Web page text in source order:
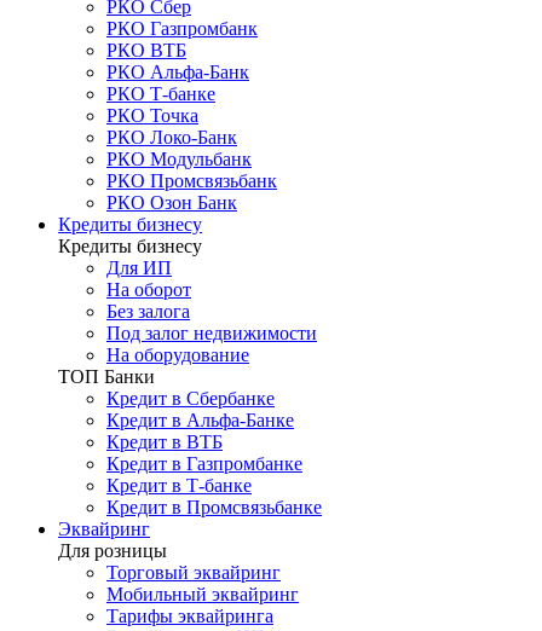
РКО Сбер
РКО Газпромбанк
РКО ВТБ
РКО Альфа-Банк
РКО Т-банке
РКО Точка
РКО Локо-Банк
РКО Модульбанк
РКО Промсвязьбанк
РКО Озон Банк
Кредиты бизнесу
Кредиты бизнесу
Для ИП
На оборот
Без залога
Под залог недвижимости
На оборудование
ТОП Банки
Кредит в Сбербанке
Кредит в Альфа-Банке
Кредит в ВТБ
Кредит в Газпромбанке
Кредит в Т-банке
Кредит в Промсвязьбанке
Эквайринг
Для розницы
Торговый эквайринг
Мобильный эквайринг
Тарифы эквайринга